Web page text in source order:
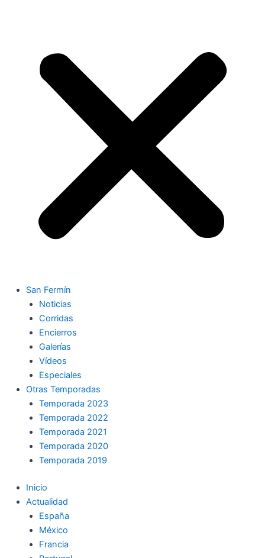
San Fermín
Noticias
Corridas
Encierros
Galerías
Vídeos
Especiales
Otras Temporadas
Temporada 2023
Temporada 2022
Temporada 2021
Temporada 2020
Temporada 2019
Inicio
Actualidad
España
México
Francia